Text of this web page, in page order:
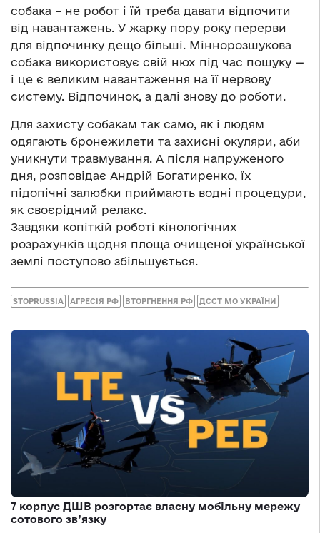
собака – не робот і їй треба давати відпочити
від навантажень. У жарку пору року перерви
для відпочинку дещо більші. Міннорозшукова
собака використовує свій нюх під час пошуку —
і це є великим навантаження на її нервову
систему. Відпочинок, а далі знову до роботи.
Для захисту собакам так само, як і людям
одягають бронежилети та захисні окуляри, аби
уникнути травмування. А після напруженого
дня, розповідає Андрій Богатиренко, їх
підопічні залюбки приймають водні процедури,
як своєрідний релакс.
Завдяки копіткій роботі кінологічних
розрахунків щодня площа очищеної української
землі поступово збільшується.
STOPRUSSIA АГРЕСІЯ РФ ВТОРГНЕННЯ РФ ДССТ МО УКРАЇНИ
7 корпус ДШВ розгортає власну мобільну мережу
сотового зв’язку